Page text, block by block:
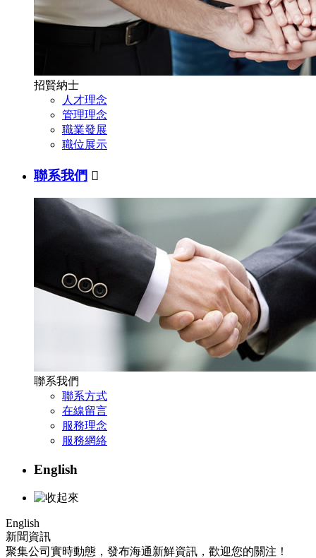
招賢納士
人才理念
管理理念
職業發展
職位展示
聯系我們 
聯系我們
聯系方式
在線留言
服務理念
服務網絡
English
English
新聞資訊
聚集公司實時動態，發布海通新鮮資訊，歡迎您的關注！